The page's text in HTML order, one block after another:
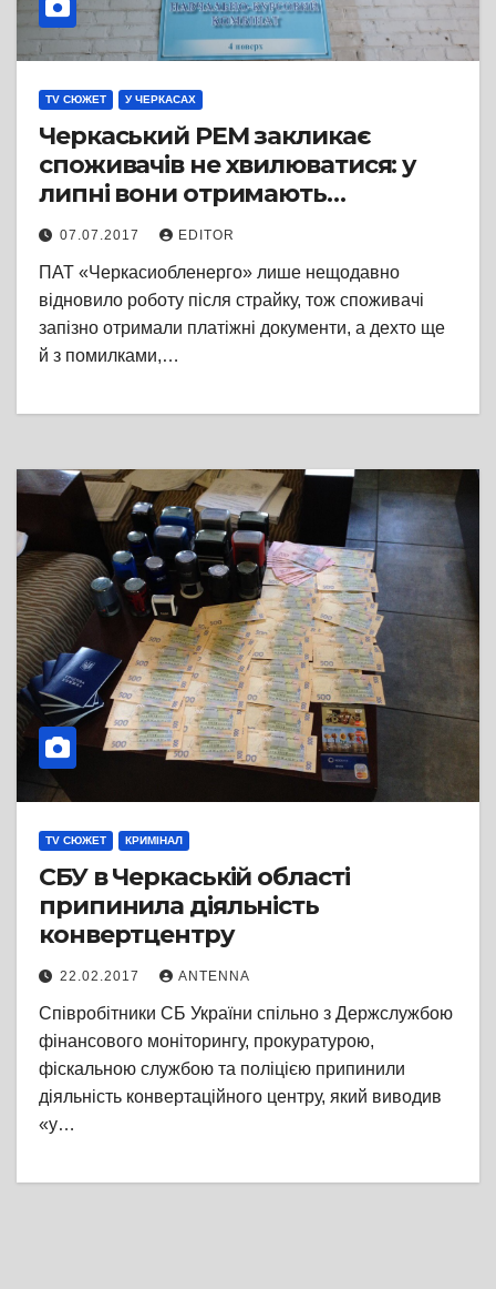
TV СЮЖЕТ У ЧЕРКАСАХ
Черкаський РЕМ закликає
споживачів не хвилюватися: у
липні вони отримають
правильні рахунки
07.07.2017 EDITOR
ПАТ «Черкасиобленерго» лише нещодавно
відновило роботу після страйку, тож споживачі
запізно отримали платіжні документи, а дехто ще
й з помилками,…
TV СЮЖЕТ КРИМІНАЛ
СБУ в Черкаській області
припинила діяльність
конвертцентру
22.02.2017 ANTENNA
Співробітники СБ України спільно з Держслужбою
фінансового моніторингу, прокуратурою,
фіскальною службою та поліцією припинили
діяльність конвертаційного центру, який виводив
«у…